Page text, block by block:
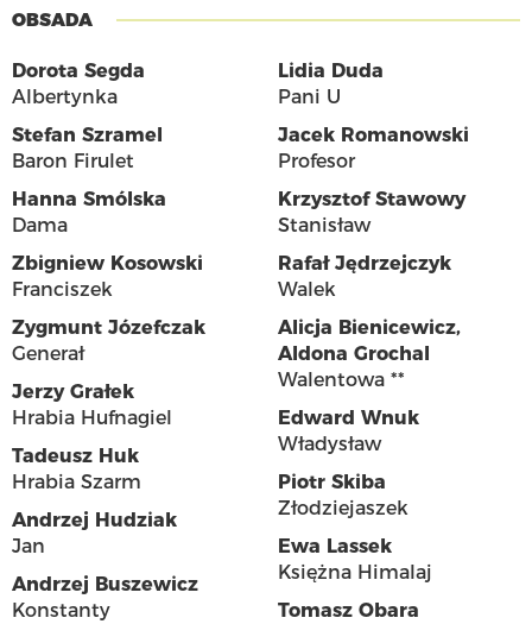
OBSADA
Dorota Segda
Albertynka
Stefan Szramel
Baron Firulet
Hanna Smólska
Dama
Zbigniew Kosowski
Franciszek
Zygmunt Józefczak
Generał
Jerzy Grałek
Hrabia Hufnagiel
Tadeusz Huk
Hrabia Szarm
Andrzej Hudziak
Jan
Andrzej Buszewicz
Konstanty
Lidia Duda
Pani U
Jacek Romanowski
Profesor
Krzysztof Stawowy
Stanisław
Rafał Jędrzejczyk
Walek
Alicja Bienicewicz,
Aldona Grochal
Walentowa **
Edward Wnuk
Władysław
Piotr Skiba
Złodziejaszek
Ewa Lassek
Księżna Himalaj
Tomasz Obara